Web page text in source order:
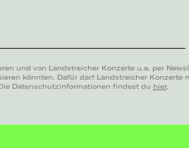
und von Landstreicher Konzerte u.a. per
könnten. Dafür darf Landstreicher Konzerte
Datenschutzinformationen findest du hier.